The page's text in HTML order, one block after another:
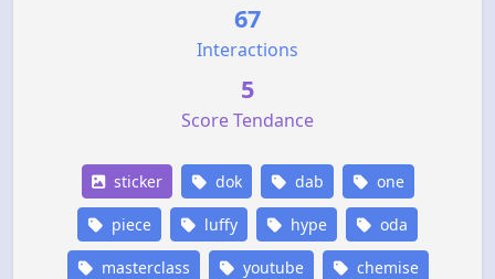
67
Interactions
5
Score Tendance
sticker dok dab one
piece luffy hype oda
masterclass youtube chemise